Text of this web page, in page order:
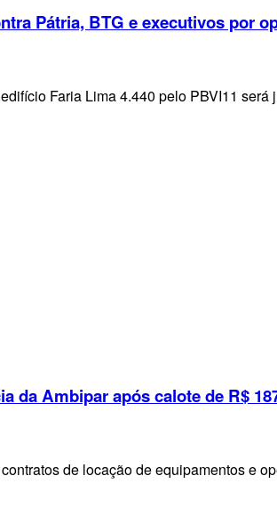
Pátria, BTG e executivos por
Faria Lima 4.440 pelo PBVI11
da Ambipar após calote de R$
de locação de equipamentos e